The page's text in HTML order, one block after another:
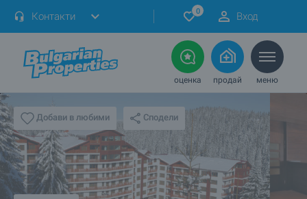
Контакти 0 Вход
оценка продай меню
Добави в любими Сподели